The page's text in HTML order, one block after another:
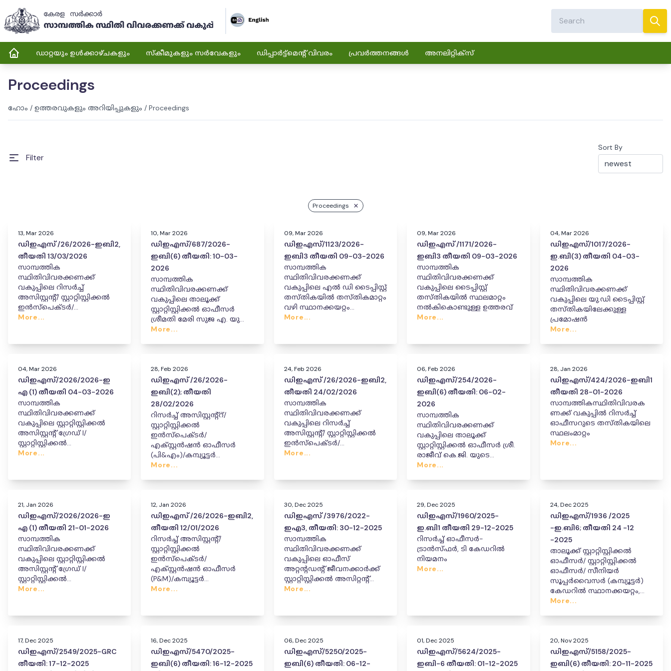
ഡാറ്റയും ഉൾക്കാഴ്ചകളും സ്കീമുകളും സർവേകളും ഡിപ്പാർട്ട്മെന്റ് വിവരം പ്രവർത്തനങ്ങൾ അനലിറ്റിക്സ്
Proceedings
ഹോം / ഉത്തരവുകളും അറിയിപ്പുകളും / Proceedings
Filter
Sort By
Proceedings
13, Mar 2026
ഡിഇഎസ് /26/2026-ഇബി2,
തീയതി 13/03/2026
സാമ്പത്തിക
സ്ഥിതിവിവരക്കണക്ക്
വകുപ്പിലെ റിസർച്ച്
അസിസ്റ്റന്റ്/ സ്റ്റാറ്റിസ്റ്റിക്കൽ
ഇൻസ്പെക്ടർ/
എക്സ്റ്റൻഷൻ ഓഫീസർ
എന്നിവരുടെ കേഡറിൽ
നിയമനം.
More...
10, Mar 2026
ഡിഇഎസ്/687/2026-
ഇബി(6) തീയതി: 10-03-
2026
സാമ്പത്തിക
സ്ഥിതിവിവരക്കണക്ക്
വകുപ്പിലെ താലൂക്ക്
സ്റ്റാറ്റിസ്റ്റിക്കൽ ഓഫീസർ
ശ്രീമതി മേരി സുജ എ. യുടെ
പ്രൊബേഷൻ
More...
09, Mar 2026
ഡിഇഎസ്/1123/2026-
ഇബി3 തീയതി 09-03-2026
സാമ്പത്തിക
സ്ഥിതിവിവരക്കണക്ക്
വകുപ്പിലെ എൽ ഡി ടൈപ്പിസ്റ്റ്
തസ്തികയിൽ തസ്തികമാറ്റം
വഴി സ്ഥാനക്കയറ്റം
നൽകികൊണ്ടുള്ള ഉത്തരവ്
More...
09, Mar 2026
ഡിഇഎസ് /1171/2026-
ഇബി3 തീയതി 09-03-2026
സാമ്പത്തിക
സ്ഥിതിവിവരക്കണക്ക്
വകുപ്പിലെ ടൈപ്പിസ്റ്റ്
തസ്തികയിൽ സ്ഥലമാറ്റം
നൽകികൊണ്ടുള്ള ഉത്തരവ്
More...
04, Mar 2026
ഡിഇഎസ്/1017/2026-
ഇ.ബി(3) തീയതി 04-03-
2026
സാമ്പത്തിക
സ്ഥിതിവിവരക്കണക്ക്
വകുപ്പിലെ യു.ഡി ടൈപ്പിസ്റ്റ്
തസ്തികയിലേക്കുള്ള
പ്രമോഷൻ
More...
04, Mar 2026
ഡിഇഎസ്/2026/2026-ഇ
എ (1) തീയതി 04-03-2026
സാമ്പത്തിക
സ്ഥിതിവിവരക്കണക്ക്
വകുപ്പിലെ സ്റ്റാറ്റിസ്റ്റിക്കൽ
അസിസ്റ്റന്റ് ഗ്രേഡ് I/
സ്റ്റാറ്റിസ്റ്റിക്കൽ
ഇൻവെസ്റ്റിഗേറ്റർ ഗ്രേഡ് I/
സ്ഥാനക്കയറ്റം, സ്ഥലംമാറ്റം
More...
28, Feb 2026
ഡിഇഎസ് /26/2026-
ഇബി(2); തീയതി
28/02/2026
റിസർച്ച് അസിസ്റ്റന്റ്റ്/
സ്റ്റാറ്റിസ്റ്റിക്കൽ
ഇൻസ്പെക്ടർ/
എക്സ്റ്റൻഷൻ ഓഫീസർ
(പി&എം)/കമ്പ്യൂട്ടർ
സൂപ്പർവൈസർ
More...
24, Feb 2026
ഡിഇഎസ് /26/2026-ഇബി2,
തീയതി 24/02/2026
സാമ്പത്തിക
സ്ഥിതിവിവരക്കണക്ക്
വകുപ്പിലെ റിസർച്ച്
അസിസ്റ്റന്റ്/ സ്റ്റാറ്റിസ്റ്റിക്കൽ
ഇൻസ്പെക്ടർ/
എക്സ്റ്റൻഷൻ ഓഫീസർ
കേഡറിൽ സ്ഥാനക്കയറ്റം,
More...
06, Feb 2026
ഡിഇഎസ്/254/2026-
ഇബി(6) തീയതി: 06-02-
2026
സാമ്പത്തിക
സ്ഥിതിവിവരക്കണക്ക്
വകുപ്പിലെ താലൂക്ക്
സ്റ്റാറ്റിസ്റ്റിക്കൽ ഓഫീസർ ശ്രീ.
രാജീവ് കെ.ജി. യുടെ
പ്രൊബേഷൻ
More...
28, Jan 2026
ഡിഇഎസ്/424/2026-ഇബി1
തീയതി 28-01-2026
സാമ്പത്തികസ്ഥിതിവിവരക
ണക്ക് വകുപ്പിൽ റിസർച്ച്
ഓഫീസറുടെ തസ്തികയിലെ
സ്ഥലംമാറ്റം
More...
21, Jan 2026
ഡിഇഎസ്/2026/2026-ഇ
എ (1) തീയതി 21-01-2026
സാമ്പത്തിക
സ്ഥിതിവിവരക്കണക്ക്
വകുപ്പിലെ സ്റ്റാറ്റിസ്റ്റിക്കൽ
അസിസ്റ്റന്റ് ഗ്രേഡ് I/
സ്റ്റാറ്റിസ്റ്റിക്കൽ
ഇൻവെസ്റ്റിഗേറ്റർ ഗ്രേഡ് I/
സ്ഥാനക്കയറ്റം, സ്ഥലംമാറ്റം
More...
12, Jan 2026
ഡിഇഎസ് /26/2026-ഇബി2,
തീയതി 12/01/2026
റിസർച്ച് അസിസ്റ്റന്റ്/
സ്റ്റാറ്റിസ്റ്റിക്കൽ
ഇൻസ്പെക്ടർ/
എക്സ്റ്റൻഷൻ ഓഫീസർ
(P&M)/കമ്പ്യൂട്ടർ
സൂപ്പർവൈസർ
നിയമനം.
More...
30, Dec 2025
ഡിഇഎസ് /3976/2022-
ഇഎ3, തീയതി: 30-12-2025
സാമ്പത്തിക
സ്ഥിതിവിവരക്കണക്ക്
വകുപ്പിലെ ഓഫീസ്
അറ്റന്റഡന്റ് ജീവനക്കാർക്ക്
സ്റ്റാറ്റിസ്റ്റിക്കൽ അസിറ്റന്റ്
ഗ്രേഡ്-II /സ്റ്റാറ്റിസ്റ്റിക്കൽ
തസ്തികമാറ്റനിയമനം
More...
29, Dec 2025
ഡിഇഎസ്/1960/2025-
ഇ.ബി1 തീയതി 29-12-2025
റിസർച്ച് ഓഫീസർ-
ട്രാൻസ്ഫർ, ടി കേഡറിൽ
നിയമനം
More...
24, Dec 2025
ഡിഇഎസ്/1936 /2025
-ഇ.ബി6; തീയതി 24 -12
-2025
താലൂക്ക് സ്റ്റാറ്റിസ്റ്റിക്കൽ
ഓഫീസർ/ സ്റ്റാറ്റിസ്റ്റിക്കൽ
ഓഫീസർ/ സീനിയർ
സൂപ്പർവൈസർ (കമ്പ്യൂട്ടർ)
കേഡറിൽ സ്ഥാനക്കയറ്റം,
സ്ഥലംമാറ്റം, നിയമനം
More...
17, Dec 2025
ഡിഇഎസ്/2549/2025-GRC
തീയതി: 17-12-2025
16, Dec 2025
ഡിഇഎസ്/5470/2025-
ഇബി(6) തീയതി: 16-12-2025
06, Dec 2025
ഡിഇഎസ്/5250/2025-
ഇബി(6) തീയതി: 06-12-
01, Dec 2025
ഡിഇഎസ്/5624/2025-
ഇബി-6 തീയതി: 01-12-2025
20, Nov 2025
ഡിഇഎസ്/5158/2025-
ഇബി(6) തീയതി: 20-11-2025